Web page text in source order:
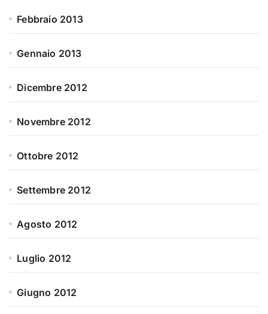
Febbraio 2013
Gennaio 2013
Dicembre 2012
Novembre 2012
Ottobre 2012
Settembre 2012
Agosto 2012
Luglio 2012
Giugno 2012